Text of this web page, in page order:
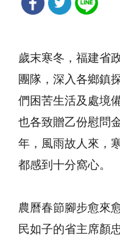
歲末寒冬，福建省
團隊，深入各鄉鎮
們困苦生活及處境
也各致贈乙份慰問
年，風雨故人來，
都感到十分窩心。
農曆春節腳步愈來
民如子的省主席顏